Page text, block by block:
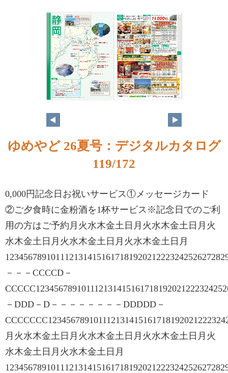
ゆめやど 26夏号：デジタルカタログ
119/172
0,000円記念日お祝いサービス①メッセージカード
②ご夕食時に金粉酒を1杯サービス※記念日でのご利
用の方はご予約月火水木金土日月火水木金土日月火
水木金土日月火水木金土日月火水木金土日月
－－－CCCCD－
－DDD－D－－－－－－－－DDDDD－
月火水木金土日月火水木金土日月火水木金土日月火
水木金土日月火水木金土日月